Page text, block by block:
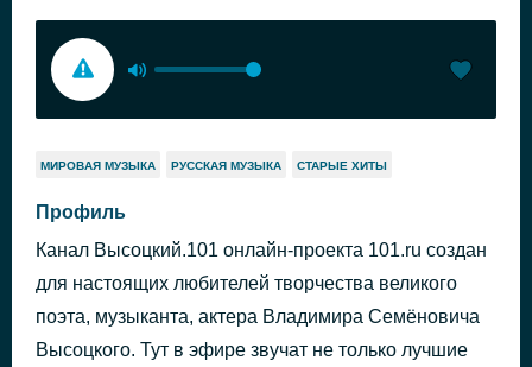
МИРОВАЯ МУЗЫКА РУССКАЯ МУЗЫКА СТАРЫЕ ХИТЫ
Профиль
Канал Высоцкий.101 онлайн-проекта 101.ru создан
для настоящих любителей творчества великого
поэта, музыканта, актера Владимира Семёновича
Высоцкого. Тут в эфире звучат не только лучшие